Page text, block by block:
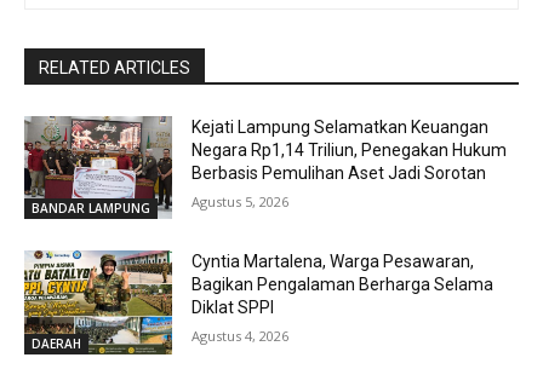
RELATED ARTICLES
BANDAR LAMPUNG
Kejati Lampung Selamatkan Keuangan
Negara Rp1,14 Triliun, Penegakan Hukum
Berbasis Pemulihan Aset Jadi Sorotan
Agustus 5, 2026
DAERAH
Cyntia Martalena, Warga Pesawaran,
Bagikan Pengalaman Berharga Selama
Diklat SPPI
Agustus 4, 2026